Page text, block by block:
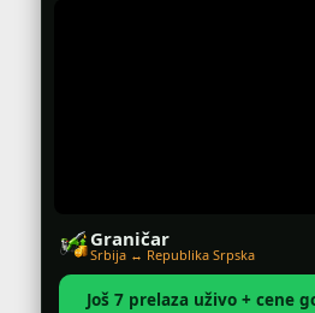
Graničar
Srbija ↔ Republika Srpska
Još 7 prelaza uživo + cene